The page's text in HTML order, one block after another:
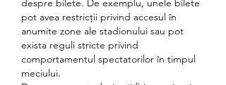
pot avea restricții privind accesul în
anumite zone ale stadionului sau pot
exista reguli stricte privind
comportamentul spectatorilor în timpul
meciului.